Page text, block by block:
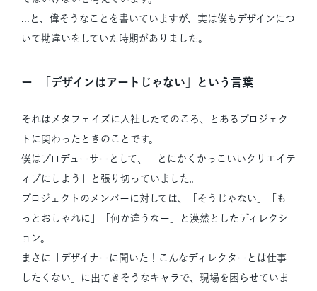
...と、偉そうなことを書いていますが、実は僕もデザインにつ
いて勘違いをしていた時期がありました。
「デザインはアートじゃない」という言葉
それはメタフェイズに入社したてのころ、とあるプロジェク
トに関わったときのことです。
僕はプロデューサーとして、「とにかくかっこいいクリエイテ
ィブにしよう」と張り切っていました。
プロジェクトのメンバーに対しては、「そうじゃない」「も
っとおしゃれに」「何か違うなー」と漠然としたディレクシ
ョン。
まさに「デザイナーに聞いた！こんなディレクターとは仕事
したくない」に出てきそうなキャラで、現場を困らせていま